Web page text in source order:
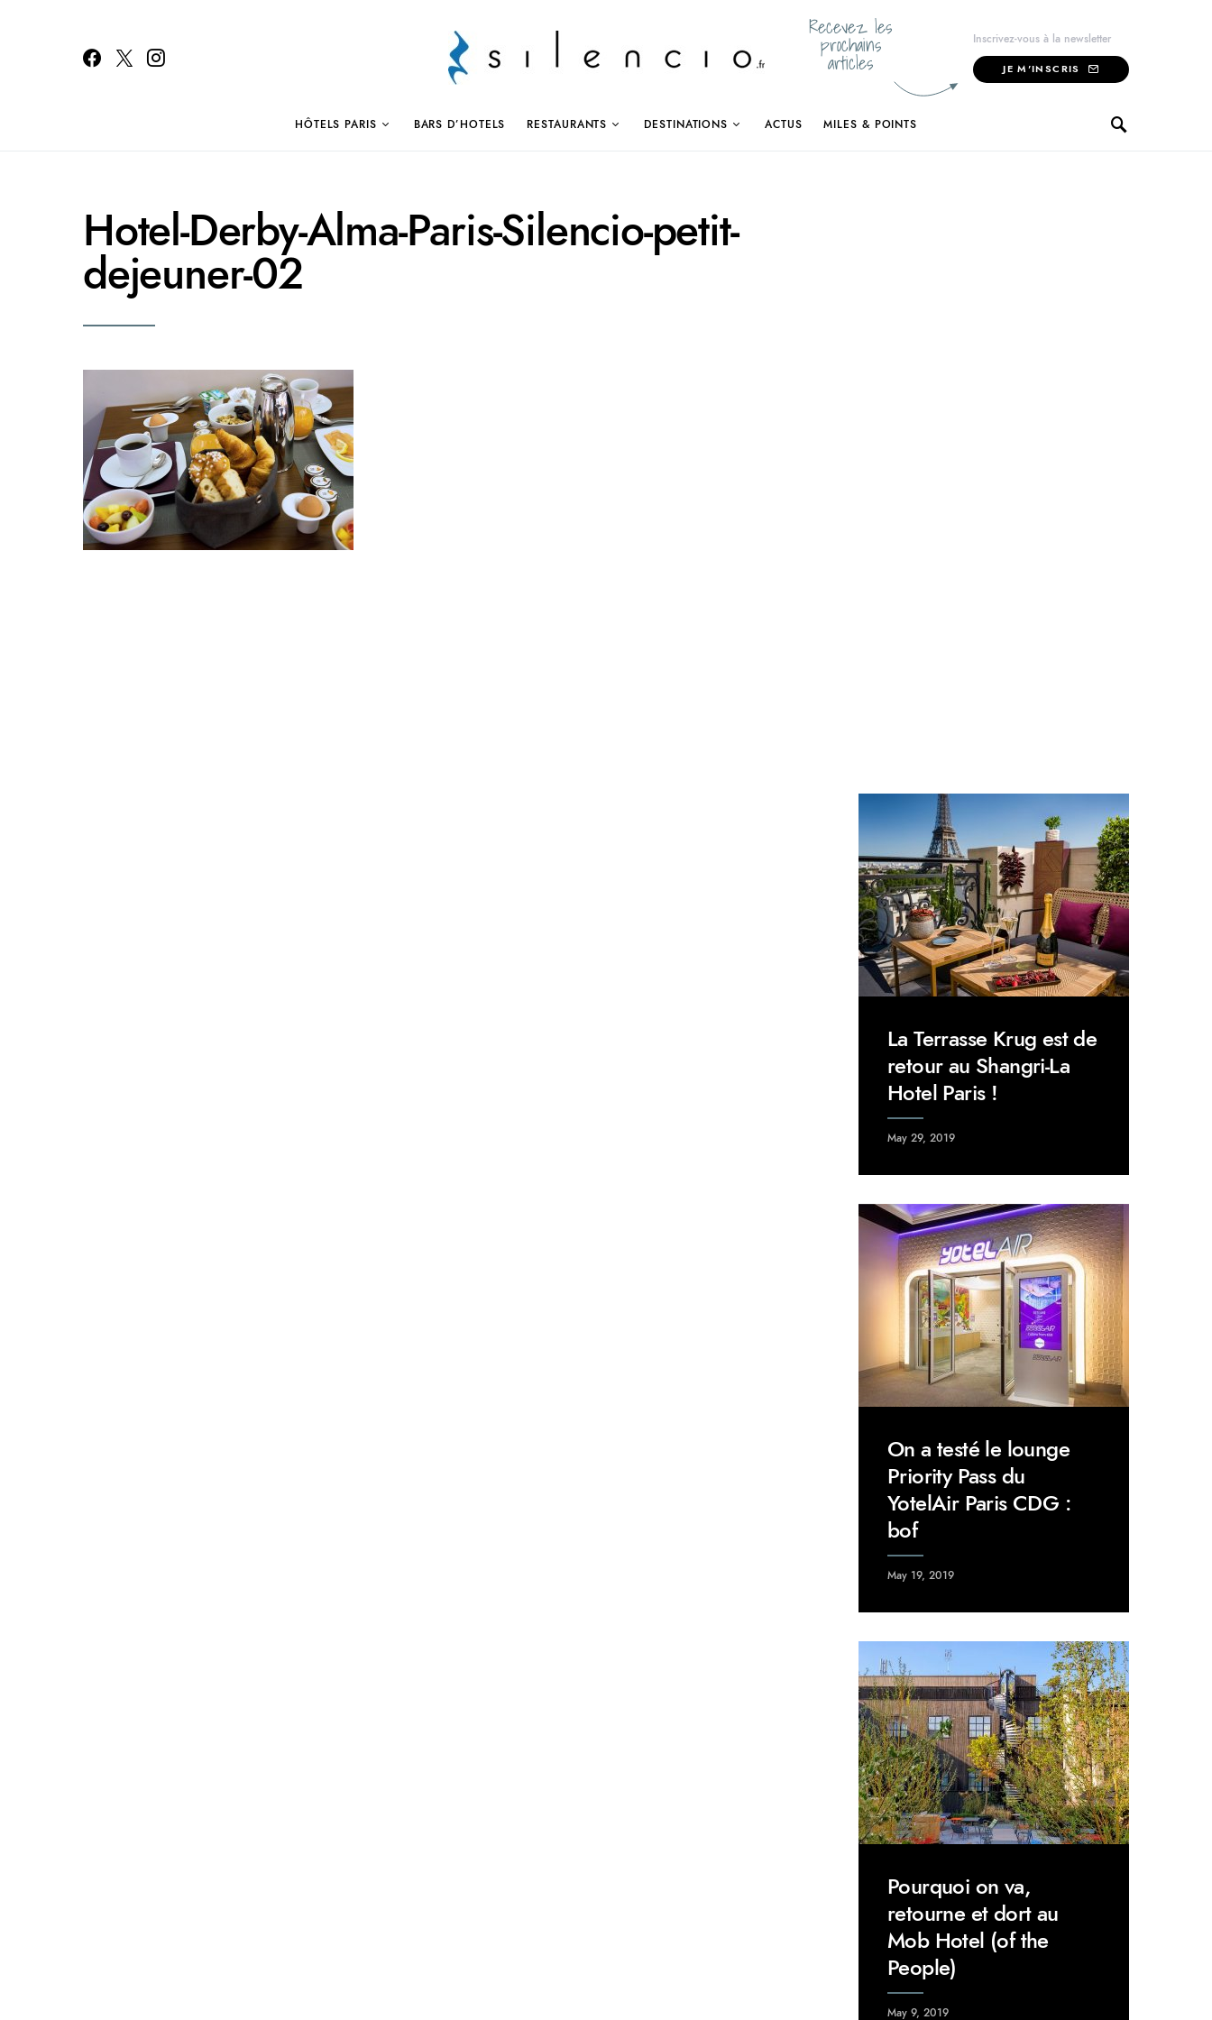
Recevez les
prochains
articles
Inscrivez-vous à la newsletter
JE M'INSCRIS
HÔTELS PARIS BARS D’HOTELS RESTAURANTS DESTINATIONS ACTUS MILES & POINTS
Hotel-Derby-Alma-Paris-Silencio-petit-
dejeuner-02
La Terrasse Krug est de
retour au Shangri-La
Hotel Paris !
May 29, 2019
On a testé le lounge
Priority Pass du
YotelAir Paris CDG :
bof
May 19, 2019
Pourquoi on va,
retourne et dort au
Mob Hotel (of the
People)
May 9, 2019